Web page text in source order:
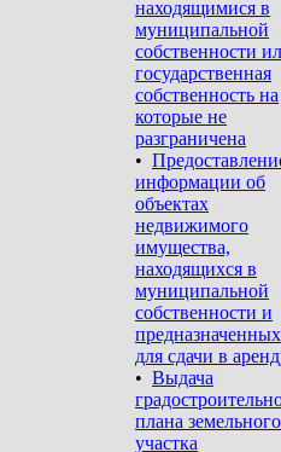
находящимися в
муниципальной
собственности
государственная
собственность на
которые не
разграничена
•
информации об
объектах
недвижимого
имущества,
находящихся в
муниципальной
собственности и
предназначенных
для сдачи в
• Выдача
плана земельного
участка